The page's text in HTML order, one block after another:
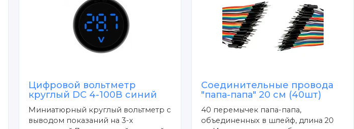
Цифровой вольтметр
круглый DC 4-100В синий
Миниатюрный круглый вольтметр с
выводом показаний на 3-х
Соединительные провода
"папа-папа" 20 см (40шт)
40 перемычек папа-папа,
объединенных в шлейф, длина 20